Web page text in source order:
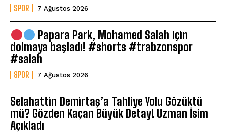
SPOR 7 Ağustos 2026
Papara Park, Mohamed Salah için
dolmaya başladı! #shorts #trabzonspor
#salah
SPOR 7 Ağustos 2026
Selahattin Demirtaş’a Tahliye Yolu Gözüktü
mü? Gözden Kaçan Büyük Detay! Uzman İsim
Açıkladı